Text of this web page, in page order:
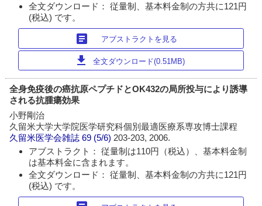
全文ダウンロード： 従量制、基本料金制の方共に121円
(税込) です。
article アブストラクトを見る
download 全文ダウンロード(0.51MB)
全身免疫後の癌抗原ペプチドとOK432の局所投与により誘導
される抗腫瘍効果
小野剛治
久留米大学大学院医学研究科個別最適医療系専攻博士課程
久留米医学会雑誌 69 (5/6) 203-203, 2006.
アブストラクト： 従量制は110円（税込）、基本料金制
は基本料金に含まれます。
全文ダウンロード： 従量制、基本料金制の方共に121円
(税込) です。